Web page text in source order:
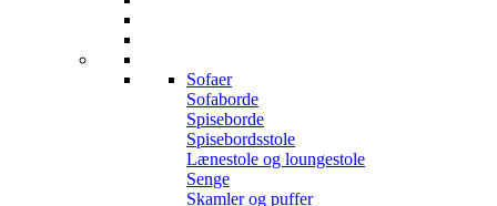
Sofaer
Sofaborde
Spiseborde
Spisebordsstole
Lænestole og loungestole
Senge
Skamler og puffer